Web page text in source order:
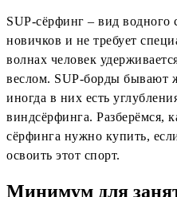
SUP-сёрфинг – вид водного
новичков и не требует
волнах человек
веслом. SUP-борды бывают
иногда в них есть
виндсёрфинга. Разберёмся,
сёрфинга нужно купить,
освоить этот спорт.
Минимум для